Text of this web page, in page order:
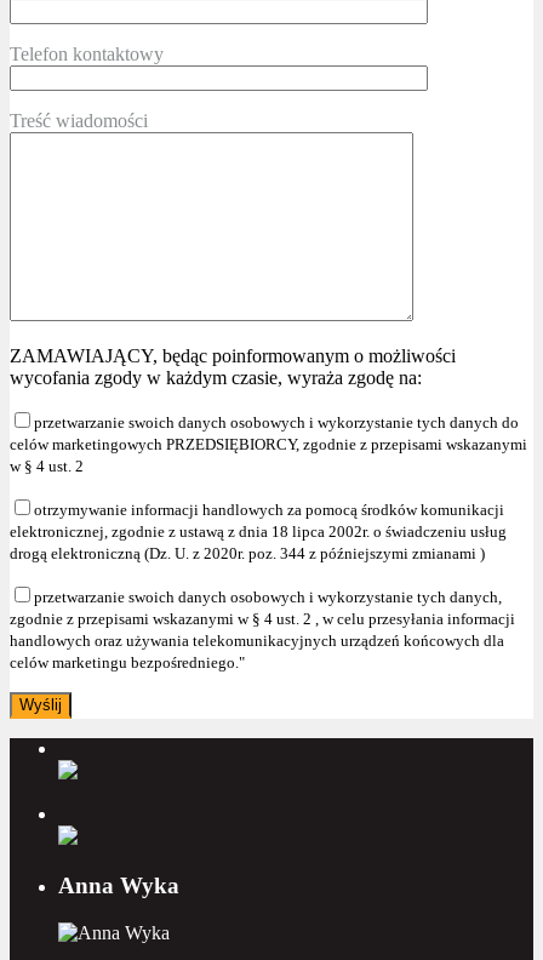
Telefon kontaktowy
Treść wiadomości
ZAMAWIAJĄCY, będąc poinformowanym o możliwości
wycofania zgody w każdym czasie, wyraża zgodę na:
przetwarzanie swoich danych osobowych i wykorzystanie tych danych do
celów marketingowych PRZEDSIĘBIORCY, zgodnie z przepisami wskazanymi
w § 4 ust. 2
otrzymywanie informacji handlowych za pomocą środków komunikacji
elektronicznej, zgodnie z ustawą z dnia 18 lipca 2002r. o świadczeniu usług
drogą elektroniczną (Dz. U. z 2020r. poz. 344 z późniejszymi zmianami )
przetwarzanie swoich danych osobowych i wykorzystanie tych danych,
zgodnie z przepisami wskazanymi w § 4 ust. 2 , w celu przesyłania informacji
handlowych oraz używania telekomunikacyjnych urządzeń końcowych dla
celów marketingu bezpośredniego."
Anna Wyka